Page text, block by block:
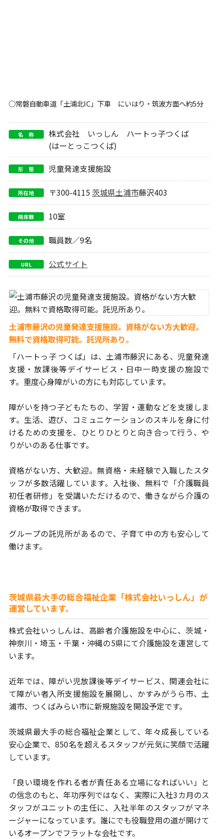
○常磐自動車道「土浦北IC」下車 にいはり・筑波方面へ約5分
名 称
株式会社 いっしん ハートっ子つくば
(はーとっこつくば)
形 態 児童発達支援施設
所在地 〒300-4115 茨城県土浦市藤沢403
病床数 10室
その他 職員数／9名
URL 公式サイト
土浦市藤沢の児童発達支援施設。資格がない方大歓迎。
無料で資格取得可能。託児所あり。
「ハートっ子 つくば」は、土浦市藤沢にある、 児童発達
支援・放課後等デイサービス・日中一時支援の施設で
す。 重度心身障がいの方にも対応しています。
障がいを持つ子どもたちの、学習・運動などを支援しま
す。 生活、遊び、コミュニケーションのスキルを身に付
けるための支援を、 ひとりひとりと向き合って行う、や
りがいのある仕事です。
資格がない方、大歓迎。無資格・未経験で入職したスタ
ッフが多数活躍しています。 入社後、無料で「介護職員
初任者研修」を受講いただけるので、働きながら介護の
資格が取得できます。
グループの託児所があるので、子育て中の方も安心して
働けます。
茨城県最大手の総合福祉企業「株式会社いっしん」が
運営しています。
株式会社いっしんは、高齢者介護施設を中心に、茨城・
神奈川・埼玉・ 千葉・沖縄の5県にて介護施設を運営して
います。
近年では、障がい児放課後等デイサービス、関連会社に
て障がい者入所支援施設を展開し、かすみがうら市、土
浦市、つくばみらい市に新規施設を開設予定です。
茨城県最大手の総合福祉企業として、年々成長している
安心企業で、850名を超えるスタッフが元気に笑顔で活躍
しています。
「良い環境を作れる者が責任ある立場になればいい」と
の信念のもと、年功序列ではなく、実際に入社3カ月のス
タッフがユニットの主任に、 入社半年のスタッフがマネ
ージャーになっています。 誰にでも役職登用の道が開けて
いるオープンでフラットな会社です。